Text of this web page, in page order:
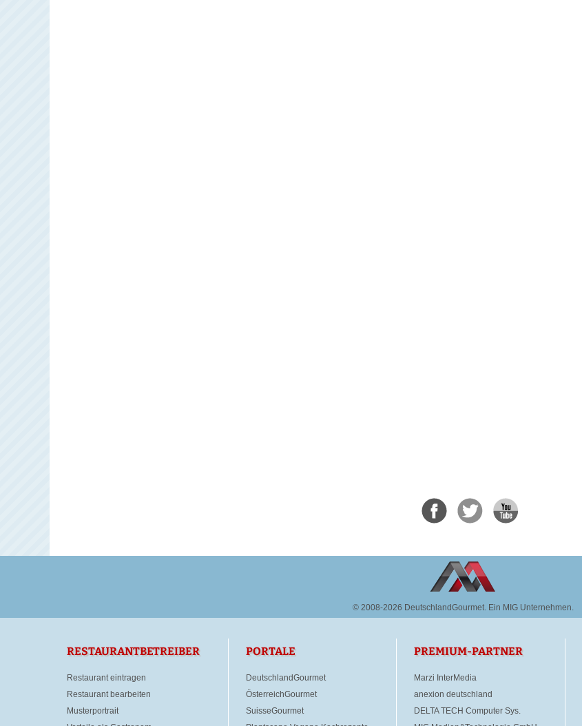
© 2008-2026 DeutschlandGourmet. Ein MIG Unternehmen.
RESTAURANTBETREIBER
Restaurant eintragen
Restaurant bearbeiten
Musterportrait
PORTALE
DeutschlandGourmet
ÖsterreichGourmet
SuisseGourmet
PREMIUM-PARTNER
Marzi InterMedia
anexion deutschland
DELTA TECH Computer Sys.